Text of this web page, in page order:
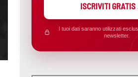
ISCRIVITI GRATIS
I tuoi dati saranno utilizzati
newsletter.